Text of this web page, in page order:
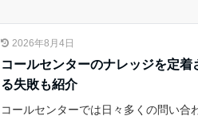
2026年8月4日
コールセンターのナレッジを定
る失敗も紹介
コールセンターでは日々多くの問い合